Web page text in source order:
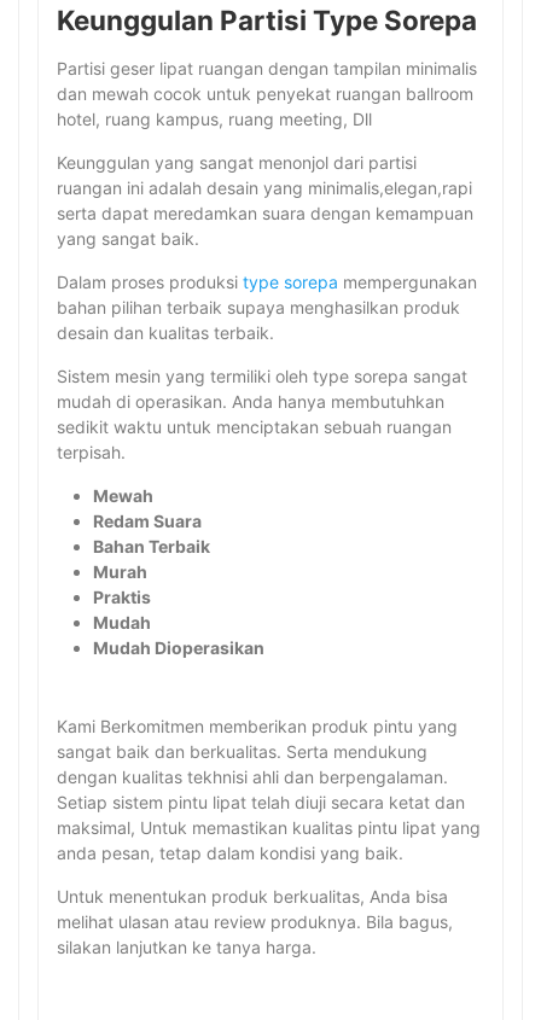
Keunggulan Partisi Type Sorepa
Partisi geser lipat ruangan dengan tampilan minimalis
dan mewah cocok untuk penyekat ruangan ballroom
hotel, ruang kampus, ruang meeting, Dll
Keunggulan yang sangat menonjol dari partisi
ruangan ini adalah desain yang minimalis,elegan,rapi
serta dapat meredamkan suara dengan kemampuan
yang sangat baik.
Dalam proses produksi type sorepa mempergunakan
bahan pilihan terbaik supaya menghasilkan produk
desain dan kualitas terbaik.
Sistem mesin yang termiliki oleh type sorepa sangat
mudah di operasikan. Anda hanya membutuhkan
sedikit waktu untuk menciptakan sebuah ruangan
terpisah.
Mewah
Redam Suara
Bahan Terbaik
Murah
Praktis
Mudah
Mudah Dioperasikan
Kami Berkomitmen memberikan produk pintu yang
sangat baik dan berkualitas. Serta mendukung
dengan kualitas tekhnisi ahli dan berpengalaman.
Setiap sistem pintu lipat telah diuji secara ketat dan
maksimal, Untuk memastikan kualitas pintu lipat yang
anda pesan, tetap dalam kondisi yang baik.
Untuk menentukan produk berkualitas, Anda bisa
melihat ulasan atau review produknya. Bila bagus,
silakan lanjutkan ke tanya harga.